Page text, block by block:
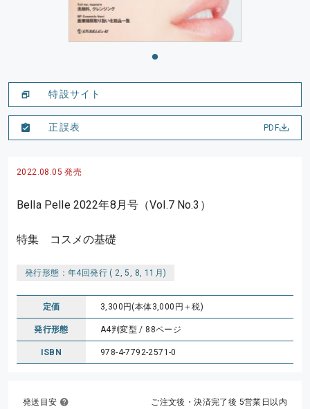
特設サイト
正誤表 PDF
2022.08.05 発売
Bella Pelle 2022年8月号（Vol.7 No.3）
特集 コスメの基礎
発行形態：年4回発行 ( 2, 5, 8, 11月)
定価 3,300円(本体3,000円＋税)
発行形態 A4判変型 / 88ページ
ISBN 978-4-7792-2571-0
発送目安
ご注文後・決済完了後 5営業日以内